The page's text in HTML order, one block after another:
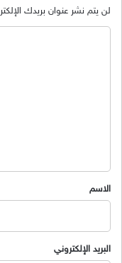
لن يتم نشر عنوان بريدك
*
الاسم
البريد الإلكتروني